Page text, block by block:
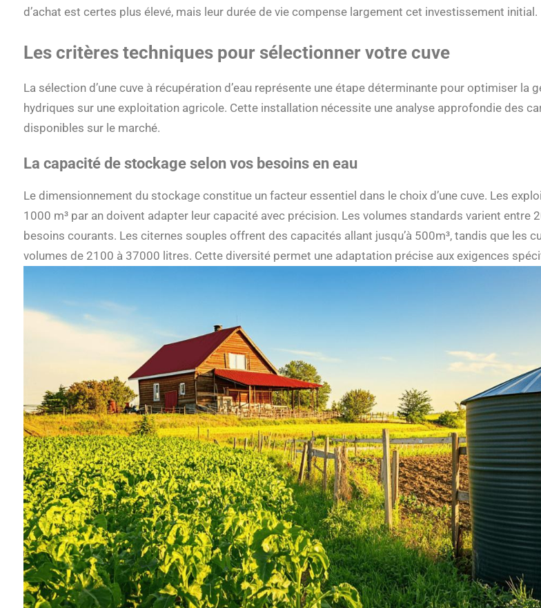
d’achat est certes plus élevé, mais leur durée de vie compense largement cet investissement initial.
Les critères techniques pour sélectionner votre cuve
La sélection d’une cuve à récupération d’eau représente une étape déterminante pour optimiser la
hydriques sur une exploitation agricole. Cette installation nécessite une analyse approfondie des
disponibles sur le marché.
La capacité de stockage selon vos besoins en eau
Le dimensionnement du stockage constitue un facteur essentiel dans le choix d’une cuve. Les
1000 m³ par an doivent adapter leur capacité avec précision. Les volumes standards varient entre
besoins courants. Les citernes souples offrent des capacités allant jusqu’à 500m³, tandis que les
volumes de 2100 à 37000 litres. Cette diversité permet une adaptation précise aux exigences